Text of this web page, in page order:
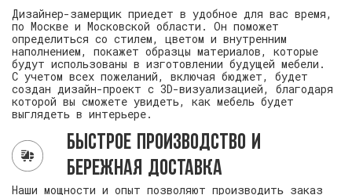
Дизайнер-замерщик приедет в удобное для вас время,
по Москве и Московской области. Он поможет
определиться со стилем, цветом и внутренним
наполнением, покажет образцы материалов, которые
будут использованы в изготовлении будущей мебели.
С учетом всех пожеланий, включая бюджет, будет
создан дизайн-проект с 3D-визуализацией, благодаря
которой вы сможете увидеть, как мебель будет
выглядеть в интерьере.
Быстрое производство и
бережная доставка
Наши мощности и опыт позволяют производить заказ